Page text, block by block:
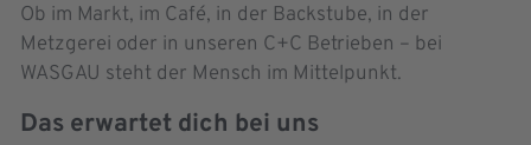
Ob im Markt, im Café, in der Backstube, in der
Metzgerei oder in unseren C+C Betrieben – bei
WASGAU steht der Mensch im Mittelpunkt.
Das erwartet dich bei uns